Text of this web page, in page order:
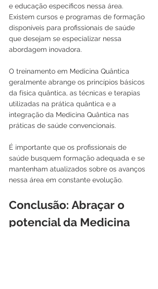
e educação específicos nessa área.
Existem cursos e programas de formação
disponíveis para profissionais de saúde
que desejam se especializar nessa
abordagem inovadora.
O treinamento em Medicina Quântica
geralmente abrange os princípios básicos
da física quântica, as técnicas e terapias
utilizadas na prática quântica e a
integração da Medicina Quântica nas
práticas de saúde convencionais.
É importante que os profissionais de
saúde busquem formação adequada e se
mantenham atualizados sobre os avanços
nessa área em constante evolução.
Conclusão: Abraçar o
potencial da Medicina